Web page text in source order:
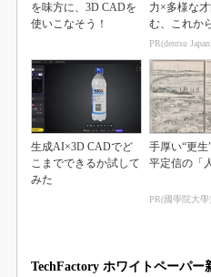
を味方に、3D CADを
使いこなそう！
力×多様な
む、これか
PR(dentsu
生成AI×3D CADでど
こまでできるか試して
みた
手厚い“更生
平定信の「
PR(國學院大學)
TechFactory ホワイトペーパー